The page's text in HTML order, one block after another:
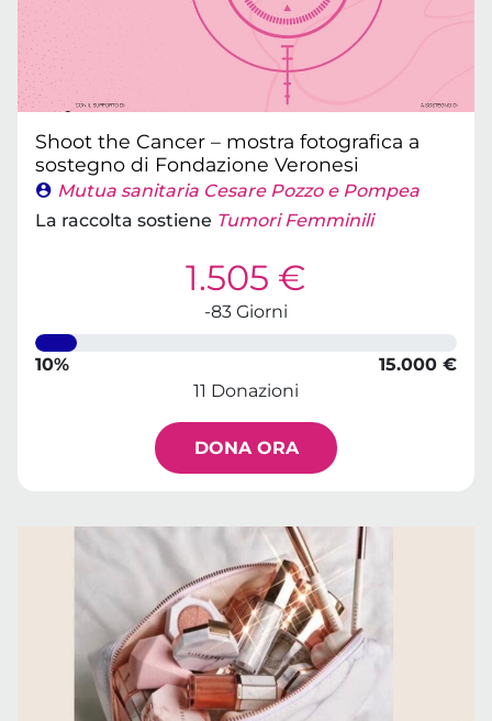
Shoot the Cancer – mostra fotografica a
sostegno di Fondazione Veronesi
Mutua sanitaria Cesare Pozzo e Pompea
La raccolta sostiene Tumori Femminili
1.505 €
-83 Giorni
10%
15.000 €
11 Donazioni
DONA ORA